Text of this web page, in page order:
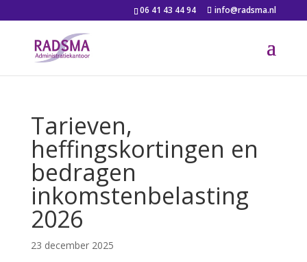
06 41 43 44 94 info@radsma.nl
Tarieven,
heffingskortingen en
bedragen
inkomstenbelasting
2026
23 december 2025